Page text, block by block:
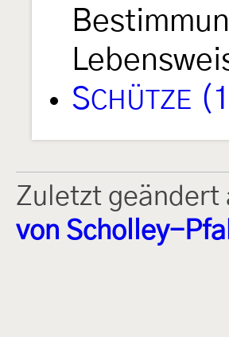
SCHÜTZE
Zuletzt geändert
von Scholley-